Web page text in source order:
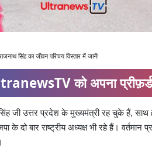
सिंह का जीवन परिचय विस्तार में जानें!
को अपना प्रीफ़र्ड
सिंह जी उत्तर प्रदेश के मुख्यमंत्री रह चुके हैं,
के दो बार राष्ट्रीय अध्यक्ष भी रहे हैं।